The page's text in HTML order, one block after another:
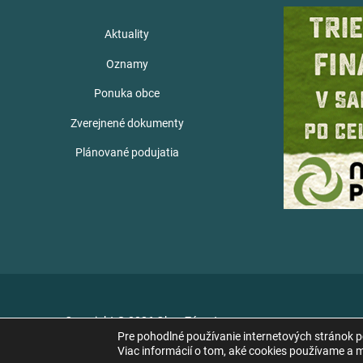
Aktuality
Oznamy
Ponuka obce
Zverejnené dokumenty
Plánované podujatia
Copyright © 2026 Obec Zámutov
Pre pohodlné používanie internetových stránok
Viac informácií o tom, aké cookies používame a